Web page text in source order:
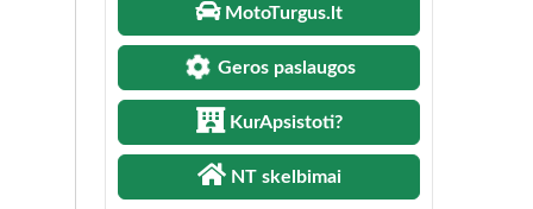
MotoTurgus.lt
Geros paslaugos
KurApsistoti?
NT skelbimai